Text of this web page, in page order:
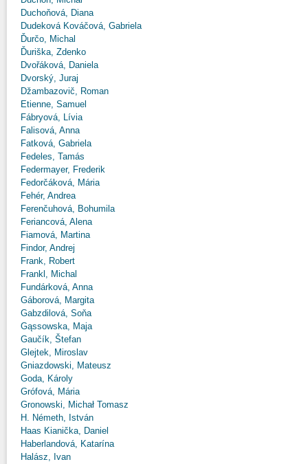
Duchoňová, Diana
Dudeková Kováčová, Gabriela
Ďurčo, Michal
Ďuriška, Zdenko
Dvořáková, Daniela
Dvorský, Juraj
Džambazovič, Roman
Etienne, Samuel
Fábryová, Lívia
Falisová, Anna
Fatková, Gabriela
Fedeles, Tamás
Federmayer, Frederik
Fedorčáková, Mária
Fehér, Andrea
Ferenčuhová, Bohumila
Feriancová, Alena
Fiamová, Martina
Findor, Andrej
Frank, Robert
Frankl, Michal
Fundárková, Anna
Gáborová, Margita
Gabzdilová, Soňa
Gąssowska, Maja
Gaučík, Štefan
Glejtek, Miroslav
Gniazdowski, Mateusz
Goda, Károly
Grófová, Mária
Gronowski, Michał Tomasz
H. Németh, István
Haas Kianička, Daniel
Haberlandová, Katarína
Halász, Ivan